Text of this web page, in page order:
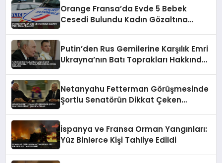
Orange Fransa’da Evde 5 Bebek
Cesedi Bulundu Kadın Gözaltına
Putin’den Rus Gemilerine Karşılık Emri
Ukrayna’nın Batı Toprakları Hakkında
Netanyahu Fetterman Görüşmesinde
Şortlu Senatörün Dikkat Çeken
İspanya ve Fransa Orman Yangınları:
Yüz Binlerce Kişi Tahliye Edildi